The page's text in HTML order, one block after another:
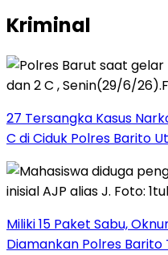
Kriminal
27 Tersangka Kasus
C di Ciduk Polres Barito
Miliki 15 Paket Sabu,
Diamankan Polres Barito